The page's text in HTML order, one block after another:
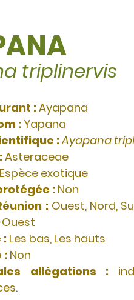
triplinervis
:Ayapana
: Yapana
:Ayapana
Asteraceae
Espèce exotique
:Non
: Ouest, Nord,
Ouest
: Les bas, Les hauts
:Non
allégations :